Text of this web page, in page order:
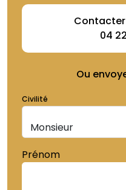
04
Ou
Civilité
Prénom